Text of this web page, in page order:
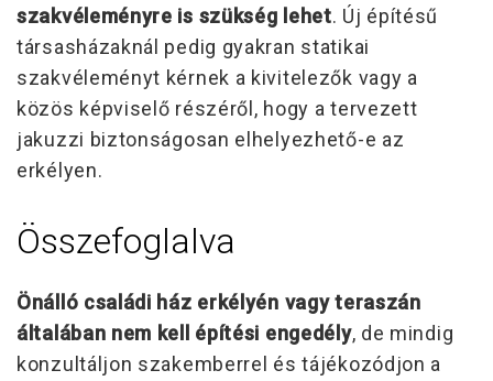
szakvéleményre is szükség lehet. Új építésű
társasházaknál pedig gyakran statikai
szakvéleményt kérnek a kivitelezők vagy a
közös képviselő részéről, hogy a tervezett
jakuzzi biztonságosan elhelyezhető-e az
erkélyen.
Összefoglalva
Önálló családi ház erkélyén vagy teraszán
általában nem kell építési engedély, de mindig
konzultáljon szakemberrel és tájékozódjon a